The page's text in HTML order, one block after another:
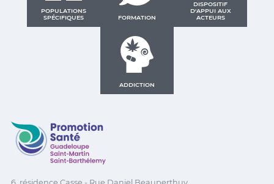
POPULATIONS
SPÉCIFIQUES
FORMATION
DISPOSITIF
D'APPUI AUX
ACTEURS
ADDICTION
Promotion Santé Guadeloupe, Saint-Martin, Saint